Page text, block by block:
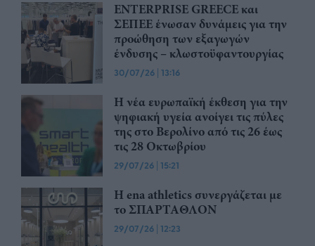
ENTERPRISE GREECE και
ΣΕΠΕΕ ένωσαν δυνάμεις για την
προώθηση των εξαγωγών
ένδυσης – κλωστοϋφαντουργίας
30/07/26 | 13:16
Η νέα ευρωπαϊκή έκθεση για την
ψηφιακή υγεία ανοίγει τις πύλες
της στο Βερολίνο από τις 26 έως
τις 28 Οκτωβρίου
29/07/26 | 15:21
Η ena athletics συνεργάζεται με
το ΣΠΑΡΤΑΘΛΟΝ
29/07/26 | 12:23